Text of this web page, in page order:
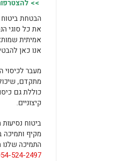
>>
הבטחת ביטוח
את כל סוגי
אמיתית
אנו כאן
מעבר לכיסוי
מתקדם,
כוללת גם
קיצוניים.
ביטוח
מקיף ותמיכה
התמיכה
524-2497